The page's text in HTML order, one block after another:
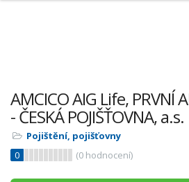
AMCICO AIG Life, PRVNÍ
- ČESKÁ POJIŠŤOVNA, a.s.
Pojištění, pojišťovny
0
(0 hodnocení)